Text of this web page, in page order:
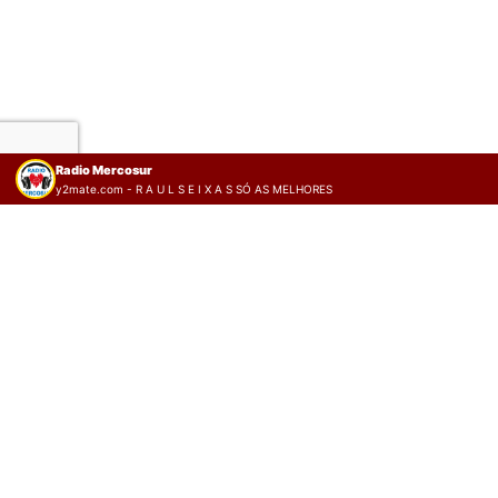
Radio Mercosur
y2mate.com - R A U L S E I X A S SÓ AS MELHORES